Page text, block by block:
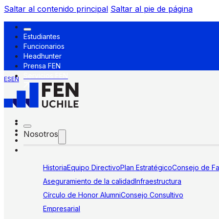
Saltar al contenido principal Saltar al pie de página
Estudiantes
Funcionarios
Headhunter
Prensa FEN
ESEN
Nosotros
HistoriaEquipo DirectivoPlan EstratégicoConsejo de
Aseguramiento de la calidadInfraestructura
Círculo de Honor AlumniConsejo Consultivo
Empresarial